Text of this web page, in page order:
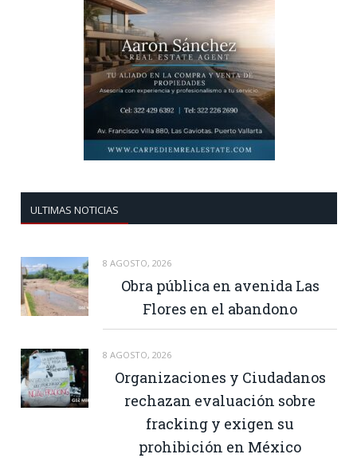
ULTIMAS NOTICIAS
8 AGOSTO, 2026
Obra pública en avenida Las
Flores en el abandono
8 AGOSTO, 2026
Organizaciones y Ciudadanos
rechazan evaluación sobre
fracking y exigen su
prohibición en México